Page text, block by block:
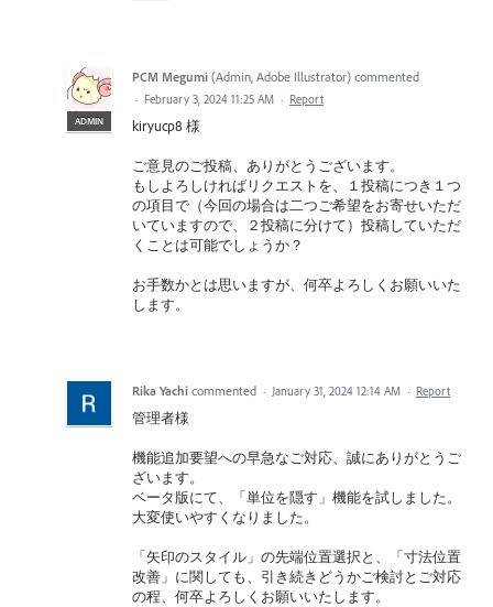
ADMIN
PCM Megumi (Admin, Adobe Illustrator) commented
· February 3, 2024 11:25 AM · Report
kiryucp8 様
ご意見のご投稿、ありがとうございます。
もしよろしければリクエストを、１投稿につき１つ
の項目で（今回の場合は二つご希望をお寄せいただ
いていますので、２投稿に分けて）投稿していただ
くことは可能でしょうか？
お手数かとは思いますが、何卒よろしくお願いいた
します。
Rika Yachi commented · January 31, 2024 12:14 AM · Report
管理者様
機能追加要望への早急なご対応、誠にありがとうご
ざいます。
ベータ版にて、「単位を隠す」機能を試しました。
大変使いやすくなりました。
「矢印のスタイル」の先端位置選択と、「寸法位置
改善」に関しても、引き続きどうかご検討とご対応
の程、何卒よろしくお願いいたします。